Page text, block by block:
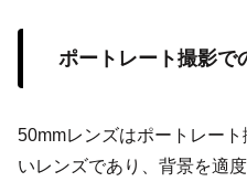
ポートレート撮影で
50mmレンズはポートレー
いレンズであり、背景を適